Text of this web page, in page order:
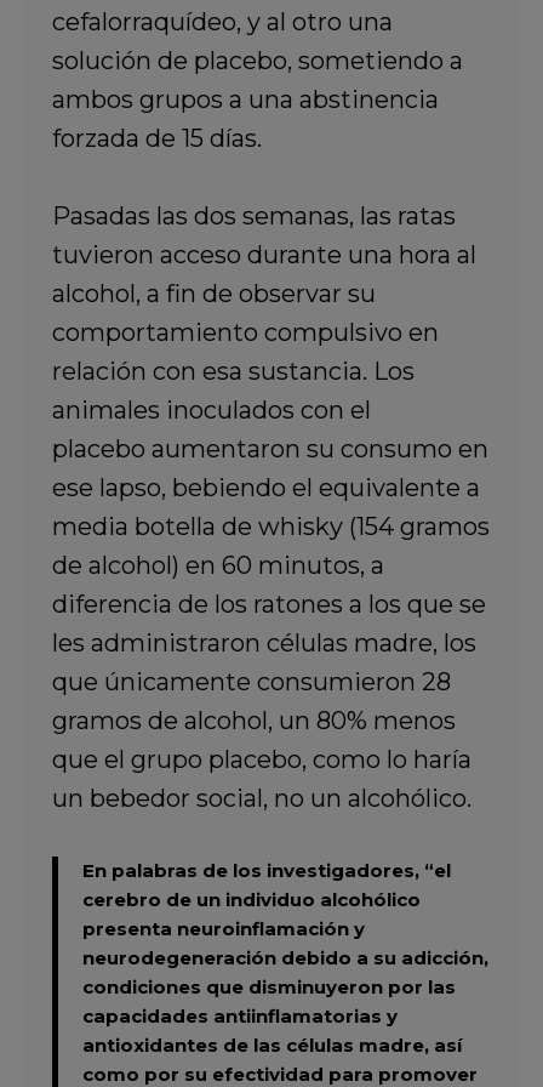
cefalorraquídeo, y al otro una
solución de placebo, sometiendo a
ambos grupos a una abstinencia
forzada de 15 días.
Pasadas las dos semanas, las ratas
tuvieron acceso durante una hora al
alcohol, a fin de observar su
comportamiento compulsivo en
relación con esa sustancia. Los
animales inoculados con el
placebo aumentaron su consumo en
ese lapso, bebiendo el equivalente a
media botella de whisky (154 gramos
de alcohol) en 60 minutos, a
diferencia de los ratones a los que se
les administraron células madre, los
que únicamente consumieron 28
gramos de alcohol, un 80% menos
que el grupo placebo, como lo haría
un bebedor social, no un alcohólico.
En palabras de los investigadores, “el
cerebro de un individuo alcohólico
presenta neuroinflamación y
neurodegeneración debido a su adicción,
condiciones que disminuyeron por las
capacidades antiinflamatorias y
antioxidantes de las células madre, así
como por su efectividad para promover